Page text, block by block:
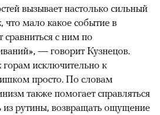
вызывает настолько сильный
что мало какое событие в
с ним по
— говорит Кузнецов.
горам исключительно к
просто. По словам
также помогает справляться
из рутины, возвращать ощущение